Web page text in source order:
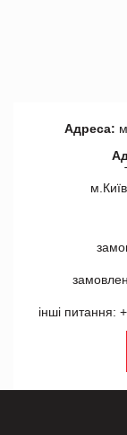
Адреса:
інші питання: